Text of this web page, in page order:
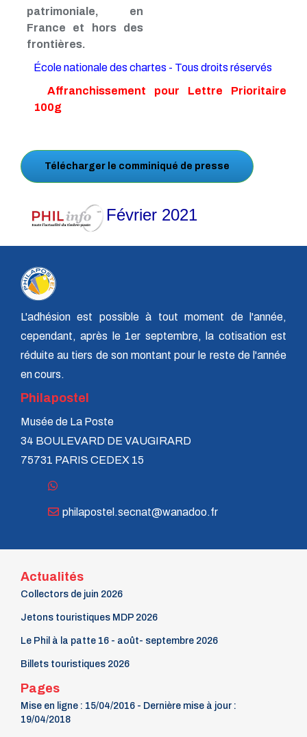
patrimoniale, en
France et hors des
frontières.
École nationale des chartes - Tous droits réservés
Affranchissement pour Lettre Prioritaire
100g
Télécharger le comminiqué de presse
Février 2021
L'adhésion est possible à tout moment de l'année,
cependant, après le 1er septembre, la cotisation est
réduite au tiers de son montant pour le reste de l'année
en cours.
Philapostel
Musée de La Poste
34 BOULEVARD DE VAUGIRARD
75731 PARIS CEDEX 15
philapostel.secnat@wanadoo.fr
Actualités
Collectors de juin 2026
Jetons touristiques MDP 2026
Le Phil à la patte 16 - août- septembre 2026
Billets touristiques 2026
Pages
Mise en ligne : 15/04/2016 - Dernière mise à jour :
19/04/2018